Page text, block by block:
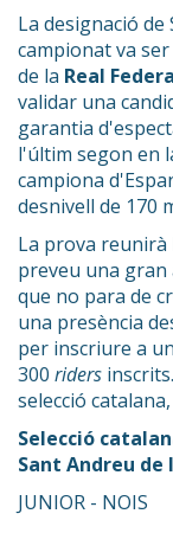
La designació de
campionat va
de la Real
validar una
garantia
l'últim segon en
campiona
desnivell de 170
La prova reunirà
preveu una gran
que no para de
una presència
per inscriure a
300 riders
selecció
Selecció
Sant Andreu de
JUNIOR - NOIS